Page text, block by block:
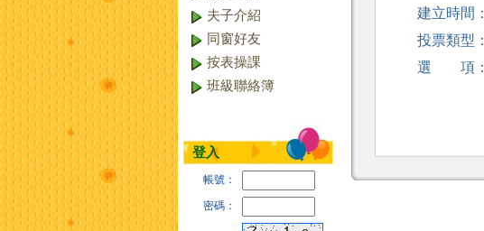
夫子介紹
同窗好友
按表操課
班級聯絡簿
登入
帳號：
密碼：
建立時間：
投票類型：
選 項：